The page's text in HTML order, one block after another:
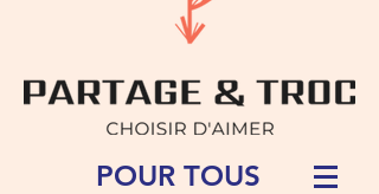
POUR TOUS